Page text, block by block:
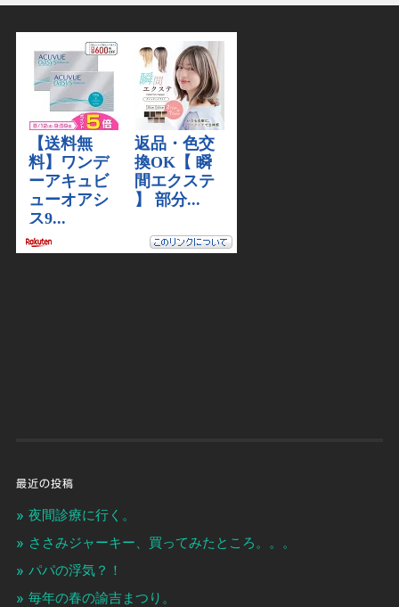
最近の投稿
夜間診療に行く。
ささみジャーキー、買ってみたところ。。。
パパの浮気？！
毎年の春の諭吉まつり。